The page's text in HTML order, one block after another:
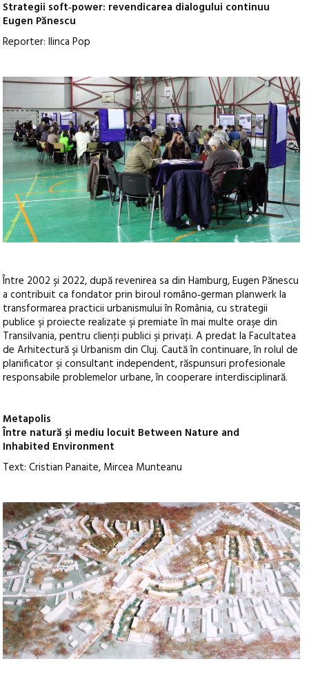
Strategii soft‑power: revendicarea dialogului continuu
Eugen Pănescu
Reporter: Ilinca Pop
Între 2002 şi 2022, după revenirea sa din Hamburg, Eugen Pănescu
a contribuit ca fondator prin biroul româno‑german planwerk la
transformarea practicii urbanismului în România, cu strategii
publice şi proiecte realizate şi premiate în mai multe oraşe din
Transilvania, pentru clienţi publici şi privaţi. A predat la Facultatea
de Arhitectură şi Urbanism din Cluj. Caută în continuare, în rolul de
planificator şi consultant independent, răspunsuri profesionale
responsabile problemelor urbane, în cooperare interdisciplinară.
Metapolis
Între natură şi mediu locuit Between Nature and
Inhabited Environment
Text: Cristian Panaite, Mircea Munteanu